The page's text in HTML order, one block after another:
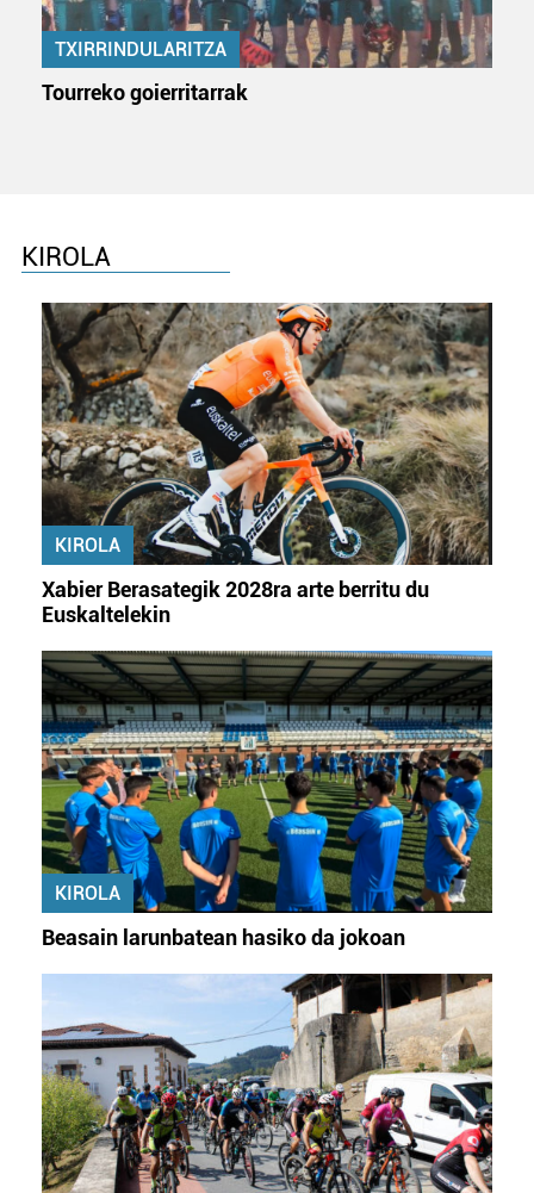
irakurri
TXIRRINDULARITZA
Tourreko goierritarrak
KIROLA
KIROLA
Xabier Berasategik 2028ra arte berritu du
Euskaltelekin
KIROLA
Beasain larunbatean hasiko da jokoan